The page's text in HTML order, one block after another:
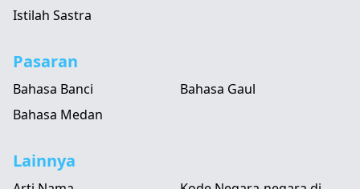
Istilah Sastra
Pasaran
Bahasa Banci
Bahasa Gaul
Bahasa Medan
Lainnya